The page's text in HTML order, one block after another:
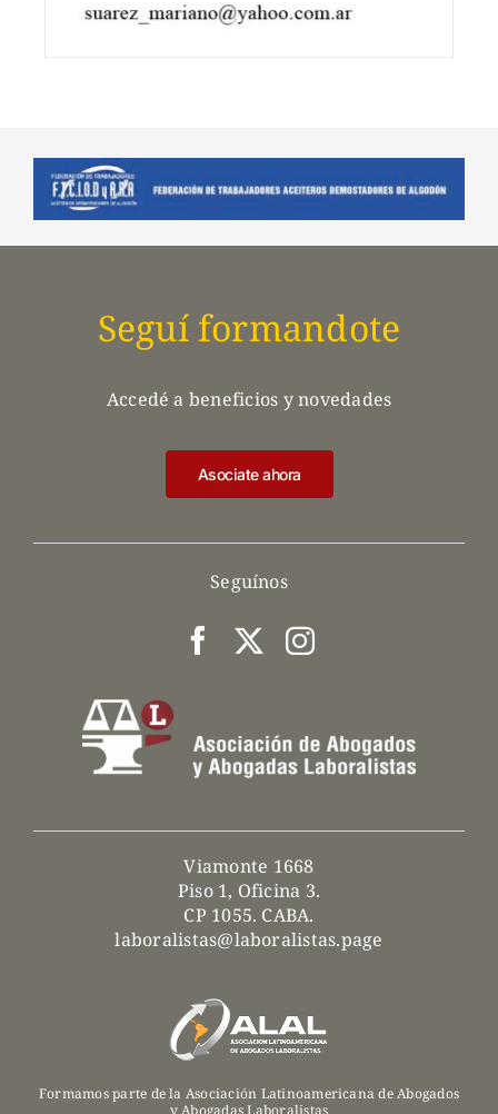
Viamonte 1668
Piso 1, Oficina 3.
CP 1055. CABA.
laboralistas@laboralistas.page
Seguínos
Seguí formandote
Accedé a beneficios y novedades
Asociate ahora
Formamos parte de la Asociación Latinoamericana de Abogados
y Abogadas Laboralistas